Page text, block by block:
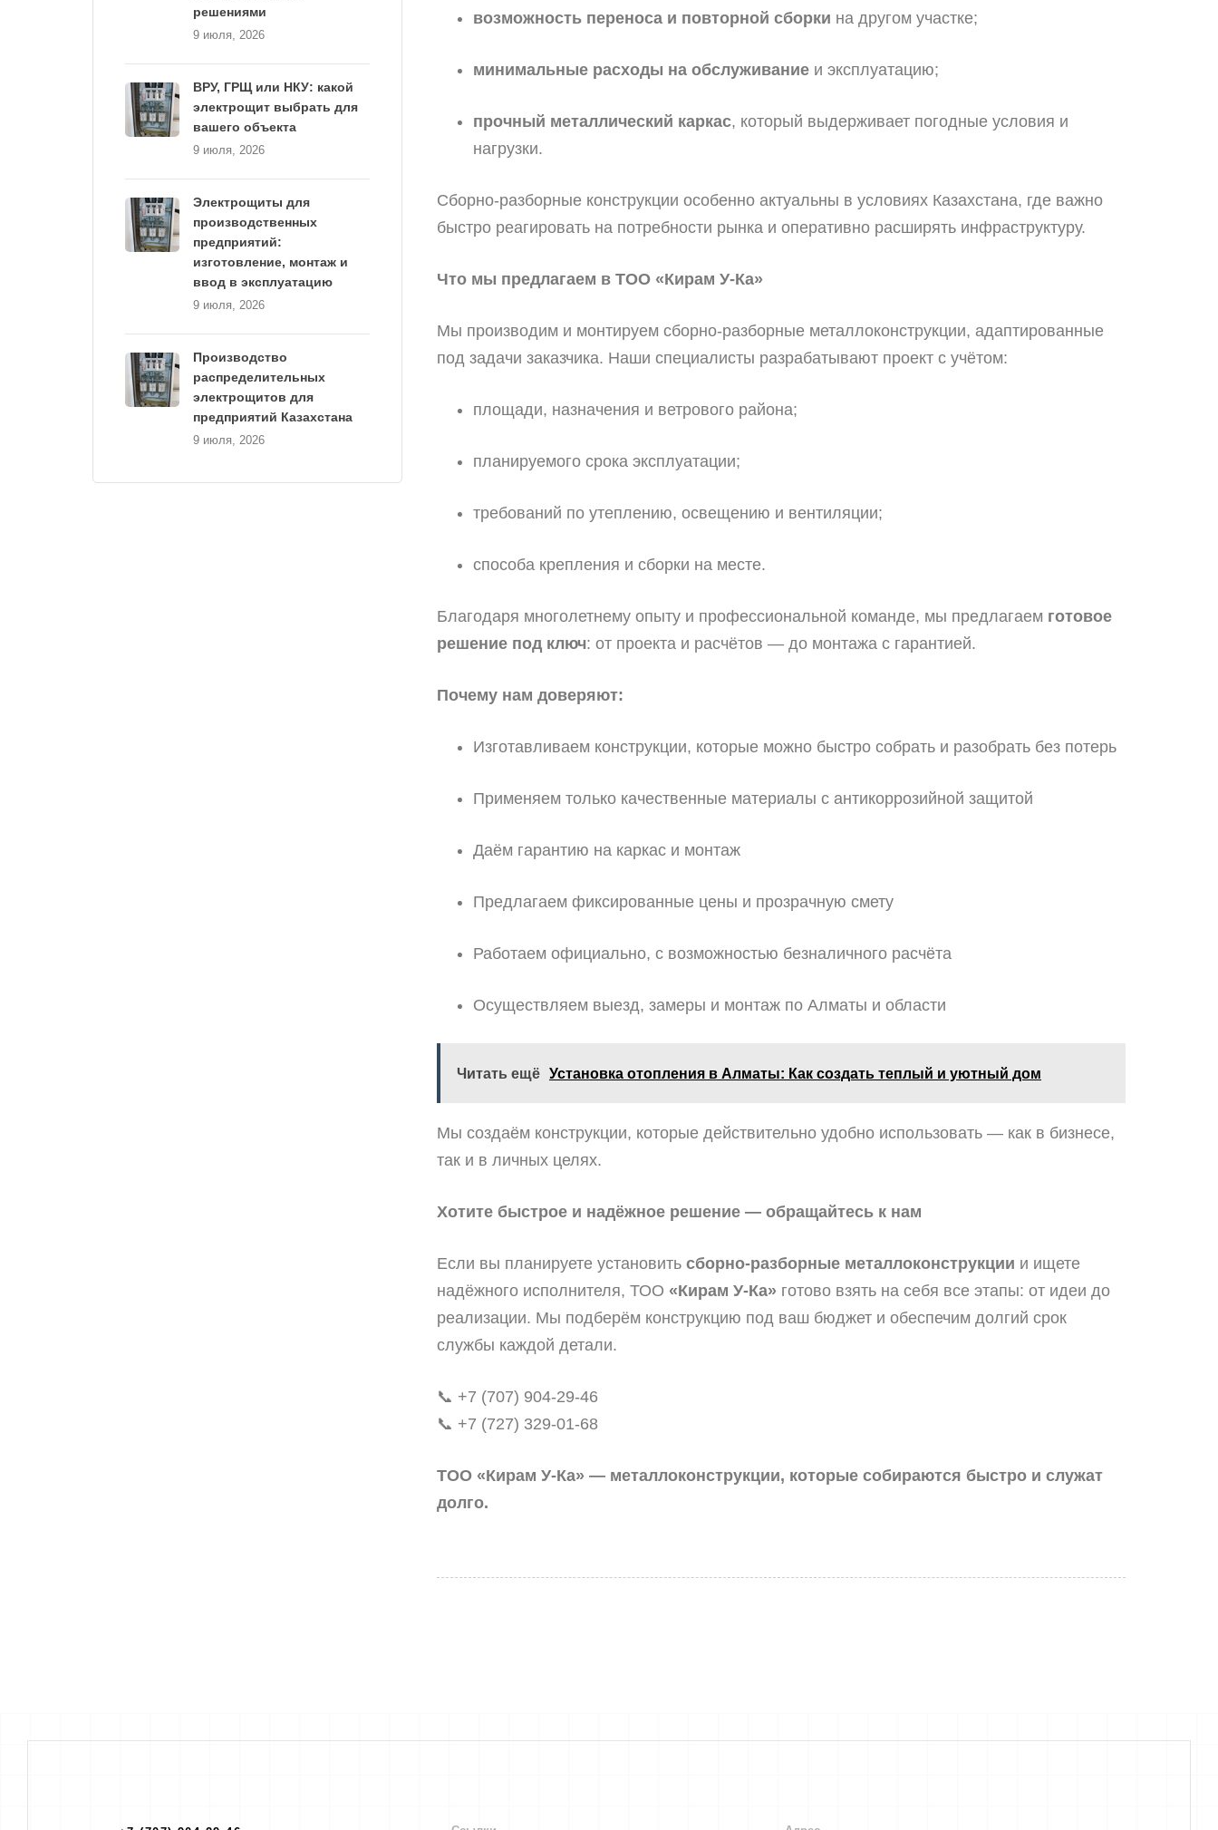
возможность переноса и повторной сборки на другом участке;
минимальные расходы на обслуживание и эксплуатацию;
прочный металлический каркас, который выдерживает погодные условия и
нагрузки.
Сборно-разборные конструкции особенно актуальны в условиях Казахстана, где важно
быстро реагировать на потребности рынка и оперативно расширять инфраструктуру.
Что мы предлагаем в ТОО «Кирам У-Ка»
Мы производим и монтируем сборно-разборные металлоконструкции, адаптированные
под задачи заказчика. Наши специалисты разрабатывают проект с учётом:
площади, назначения и ветрового района;
планируемого срока эксплуатации;
требований по утеплению, освещению и вентиляции;
способа крепления и сборки на месте.
Благодаря многолетнему опыту и профессиональной команде, мы предлагаем готовое
решение под ключ: от проекта и расчётов — до монтажа с гарантией.
Почему нам доверяют:
Изготавливаем конструкции, которые можно быстро собрать и разобрать без потерь
Применяем только качественные материалы с антикоррозийной защитой
Даём гарантию на каркас и монтаж
Предлагаем фиксированные цены и прозрачную смету
Работаем официально, с возможностью безналичного расчёта
Осуществляем выезд, замеры и монтаж по Алматы и области
Читать ещё Установка отопления в Алматы: Как создать теплый и уютный дом
Мы создаём конструкции, которые действительно удобно использовать — как в бизнесе,
так и в личных целях.
Хотите быстрое и надёжное решение — обращайтесь к нам
Если вы планируете установить сборно-разборные металлоконструкции и ищете
надёжного исполнителя, ТОО «Кирам У-Ка» готово взять на себя все этапы: от идеи до
реализации. Мы подберём конструкцию под ваш бюджет и обеспечим долгий срок
службы каждой детали.
📞 +7 (707) 904-29-46
📞 +7 (727) 329-01-68
ТОО «Кирам У-Ка» — металлоконструкции, которые собираются быстро и служат
долго.
решениями
9 июля, 2026
ВРУ, ГРЩ или НКУ: какой
электрощит выбрать для
вашего объекта
9 июля, 2026
Электрощиты для
производственных
предприятий:
изготовление, монтаж и
ввод в эксплуатацию
9 июля, 2026
Производство
распределительных
электрощитов для
предприятий Казахстана
9 июля, 2026